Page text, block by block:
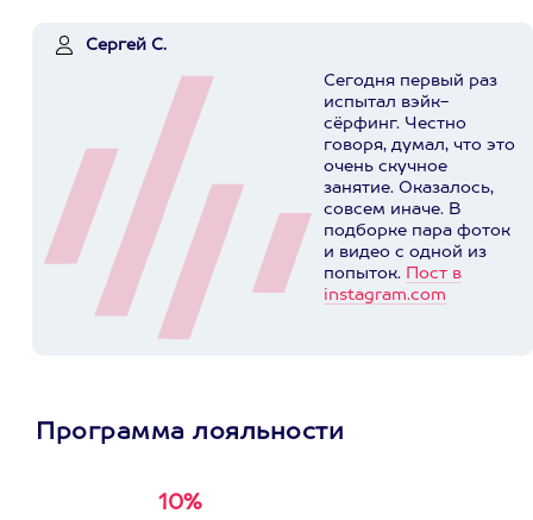
Сергей С.
Сегодня первый раз
испытал вэйк-
сёрфинг. Честно
говоря, думал, что это
очень скучное
занятие. Оказалось,
совсем иначе. В
подборке пара фоток
и видео с одной из
попыток. Пост в
instagram.com
Программа лояльности
10%